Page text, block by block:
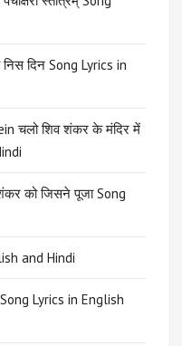
दिन Song Lyrics in
चलो शिव शंकर के मंदिर में
को जिसने पूजा Song
and Hindi
Lyrics in English